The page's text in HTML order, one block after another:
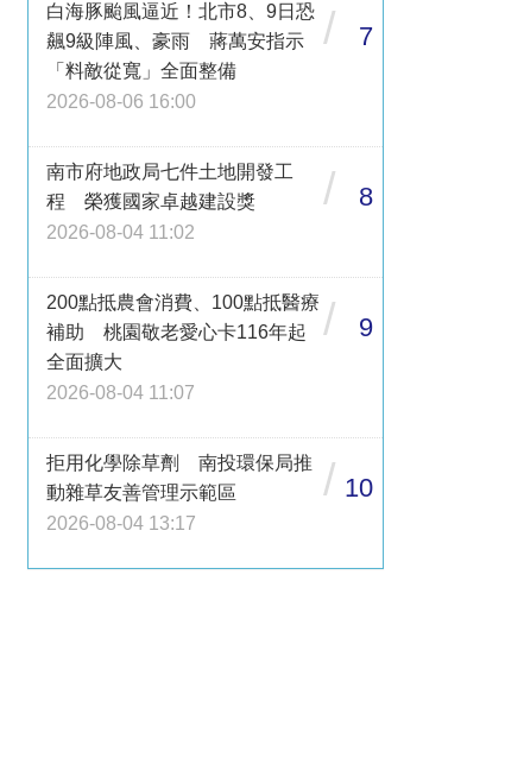
白海豚颱風逼近！北市8、9日恐
飆9級陣風、豪雨 蔣萬安指示
「料敵從寬」全面整備
2026-08-06 16:00
/ 7
南市府地政局七件土地開發工
程 榮獲國家卓越建設獎
2026-08-04 11:02
/ 8
200點抵農會消費、100點抵醫療
補助 桃園敬老愛心卡116年起
全面擴大
2026-08-04 11:07
/ 9
拒用化學除草劑 南投環保局推
動雜草友善管理示範區
2026-08-04 13:17
/ 10